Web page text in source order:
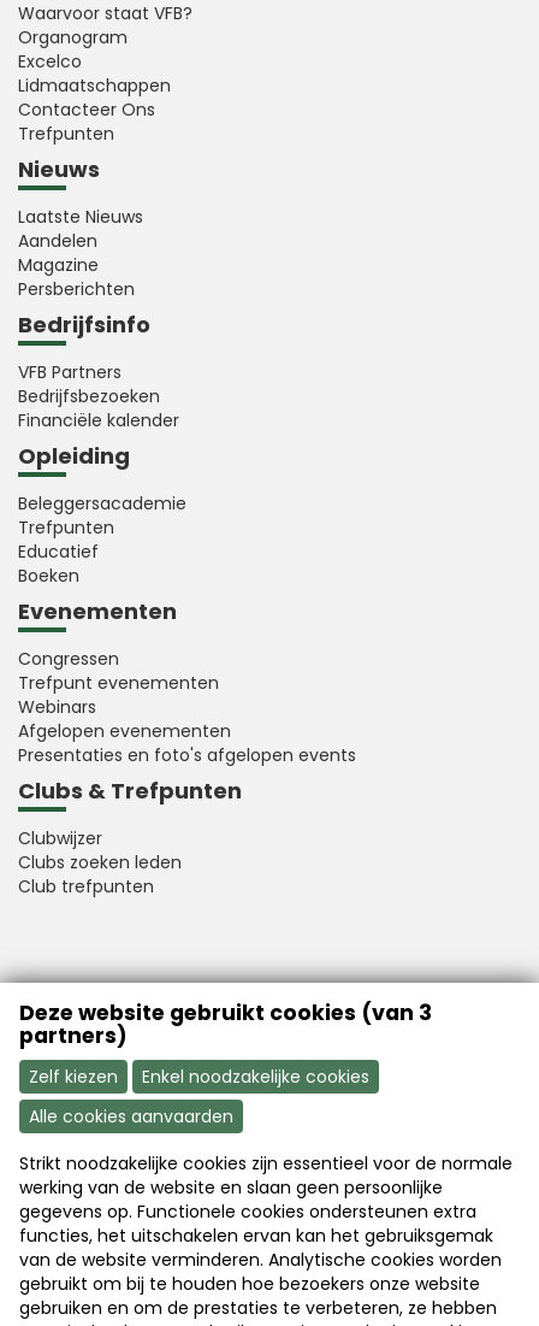
Waarvoor staat VFB?
Organogram
Excelco
Lidmaatschappen
Contacteer Ons
Trefpunten
Nieuws
Laatste Nieuws
Aandelen
Magazine
Persberichten
Bedrijfsinfo
VFB Partners
Bedrijfsbezoeken
Financiële kalender
Opleiding
Beleggersacademie
Trefpunten
Educatief
Boeken
Evenementen
Congressen
Trefpunt evenementen
Webinars
Afgelopen evenementen
Presentaties en foto's afgelopen events
Clubs & Trefpunten
Clubwijzer
Clubs zoeken leden
Club trefpunten
VFB is a member of Better Finance
Aanmelden Word nu lid
Disclaimer|Copyright|Privacy
Deze website gebruikt cookies (van 3
partners)
Zelf kiezen
Enkel noodzakelijke cookies
Alle cookies aanvaarden
Strikt noodzakelijke cookies zijn essentieel voor de normale
werking van de website en slaan geen persoonlijke
gegevens op. Functionele cookies ondersteunen extra
functies, het uitschakelen ervan kan het gebruiksgemak
van de website verminderen. Analytische cookies worden
gebruikt om bij te houden hoe bezoekers onze website
gebruiken en om de prestaties te verbeteren, ze hebben